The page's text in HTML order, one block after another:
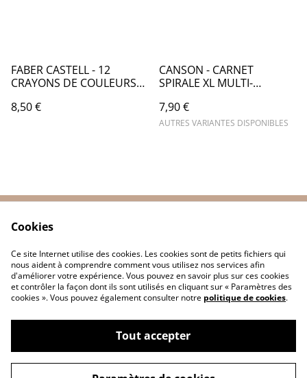
FABER CASTELL - 12
CRAYONS DE COULEURS
METAL - FB010
8,50 €
CANSON - CARNET
SPIRALE XL MULTI-
7,90 €
AUTRES VARIANTES DISPONIBLES
Politique de
confidentialité
Politique de cookies
©2026TRESSAG'ART
Cookies
Ce site Internet utilise des cookies. Les cookies sont de petits fichiers qui
nous aident à comprendre comment vous utilisez nos services afin
d'améliorer votre expérience. Vous pouvez en savoir plus sur ces cookies
et contrôler la façon dont ils sont utilisés en cliquant sur « Paramètres des
cookies ». Vous pouvez également consulter notre politique de cookies.
Tout accepter